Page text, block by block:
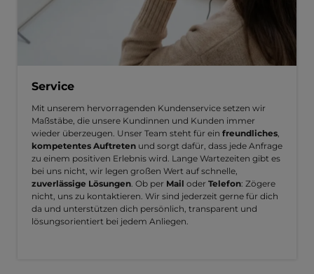
Service
Mit unserem hervorragenden Kundenservice setzen wir
Maßstäbe, die unsere Kundinnen und Kunden immer
wieder überzeugen. Unser Team steht für ein freundliches
kompetentes Auftreten und sorgt dafür, dass jede Anfrage
zu einem positiven Erlebnis wird. Lange Wartezeiten gibt es
bei uns nicht, wir legen großen Wert auf schnelle,
zuverlässige Lösungen . Ob per Mail oder Telefon: Zögere
nicht, uns zu kontaktieren. Wir sind jederzeit gerne für dich
da und unterstützen dich persönlich, transparent und
lösungsorientiert bei jedem Anliegen.